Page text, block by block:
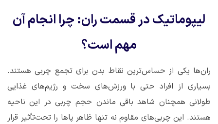
لیپوماتیک در قسمت ران: چرا انجام آن
مهم است؟
ران‌ها یکی از حساس‌ترین نقاط بدن برای تجمع چربی هستند.
بسیاری از افراد حتی با ورزش‌های سخت و رژیم‌های غذایی
طولانی همچنان شاهد باقی ماندن حجم چربی در این ناحیه
هستند. این چربی‌های مقاوم نه ‌تنها ظاهر پاها را تحت‌تأثیر قرار